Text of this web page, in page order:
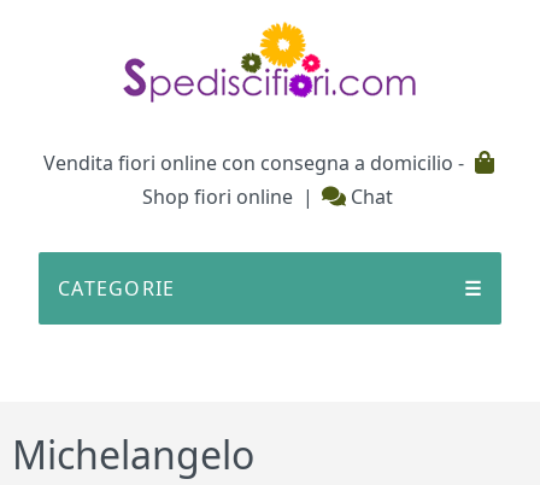
Vendita fiori online con consegna a domicilio -
Shop fiori online | Chat
CATEGORIE ☰
Michelangelo